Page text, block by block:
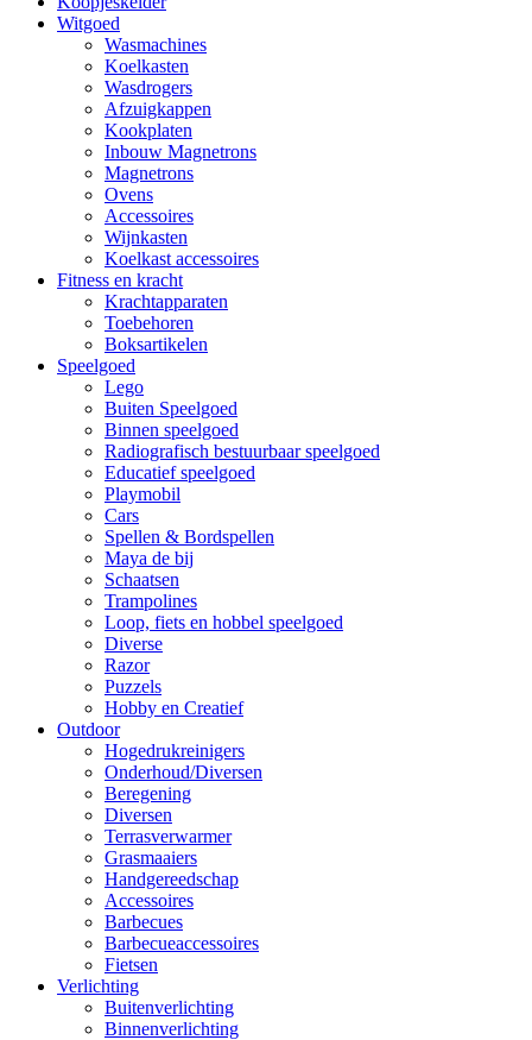
Witgoed
Wasmachines
Koelkasten
Wasdrogers
Afzuigkappen
Kookplaten
Inbouw Magnetrons
Magnetrons
Ovens
Accessoires
Wijnkasten
Koelkast accessoires
Fitness en kracht
Krachtapparaten
Toebehoren
Boksartikelen
Speelgoed
Lego
Buiten Speelgoed
Binnen speelgoed
Radiografisch bestuurbaar speelgoed
Educatief speelgoed
Playmobil
Cars
Spellen & Bordspellen
Maya de bij
Schaatsen
Trampolines
Loop, fiets en hobbel speelgoed
Diverse
Razor
Puzzels
Hobby en Creatief
Outdoor
Hogedrukreinigers
Onderhoud/Diversen
Beregening
Diversen
Terrasverwarmer
Grasmaaiers
Handgereedschap
Accessoires
Barbecues
Barbecueaccessoires
Fietsen
Verlichting
Buitenverlichting
Binnenverlichting